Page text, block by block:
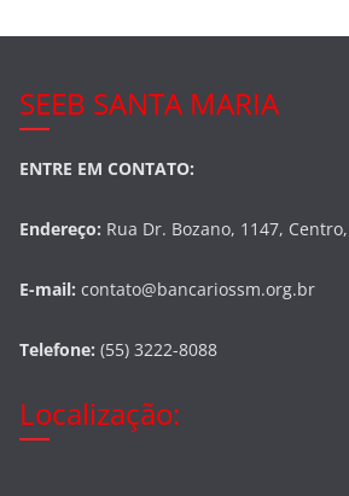
k
SEEB SANTA MARIA
ENTRE EM CONTATO:
Endereço: Rua Dr. Bozano, 1147,
E-mail: contato@bancariossm.org.br
Telefone: (55) 3222-8088
Localização: